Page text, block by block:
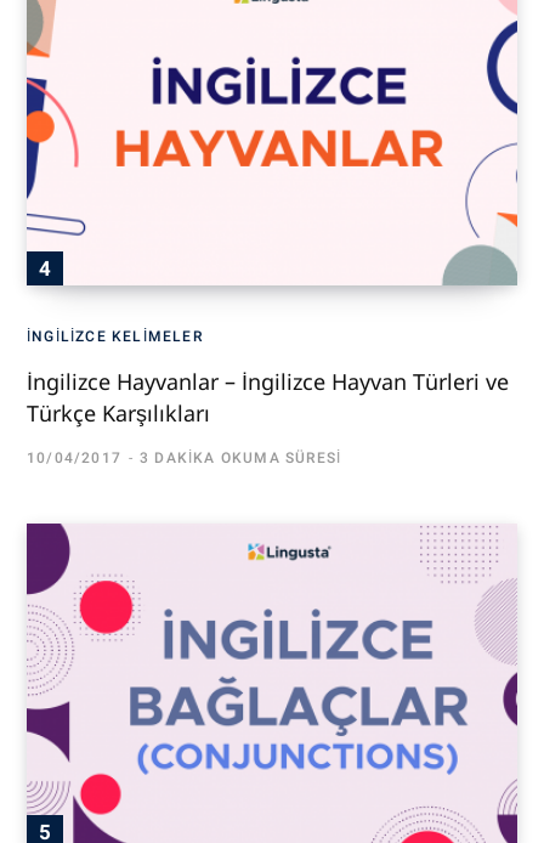
İNGILIZCE KELIMELER
İngilizce Hayvanlar – İngilizce Hayvan Türleri ve
Türkçe Karşılıkları
10/04/2017 3 DAKIKA OKUMA SÜRESI